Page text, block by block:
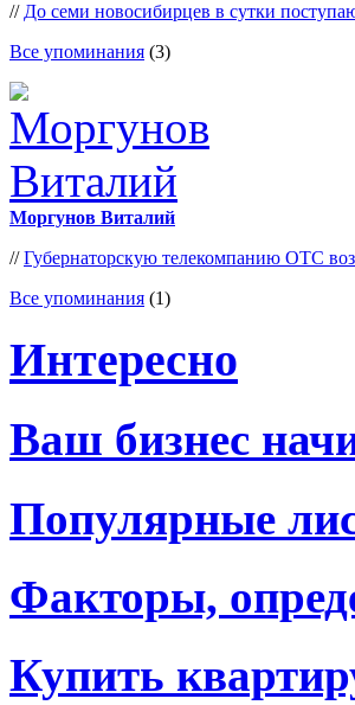
// До семи новосибирцев в сутки
Все упоминания (3)
Моргунов Виталий
//Губернаторскую телекомпанию ОТС
Все упоминания (1)
Интересно
Ваш бизнес
Популярные
Факторы,
Купить